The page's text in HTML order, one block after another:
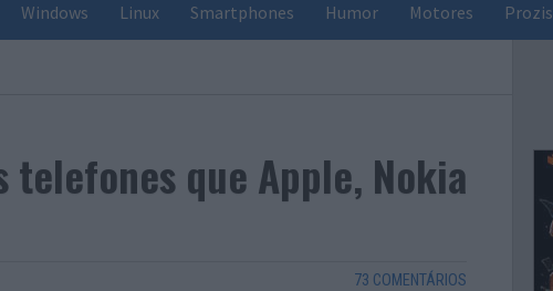
Windows Linux Smartphones Humor Motores Prozis
telefones que Apple, Nokia
73 COMENTÁRIOS